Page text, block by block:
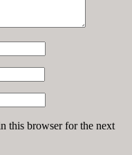
this browser for the next